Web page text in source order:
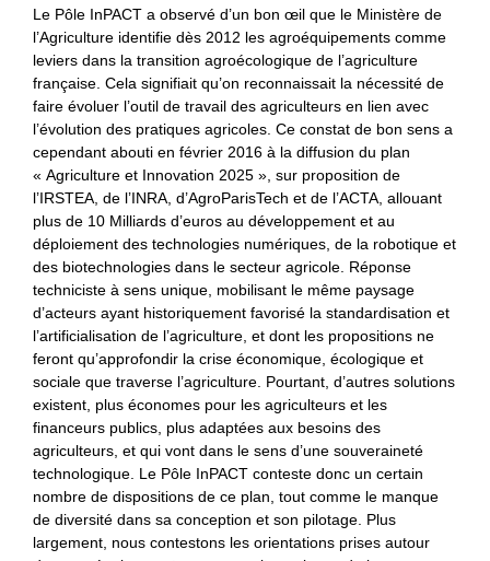
Le Pôle InPACT a observé d’un bon œil que le Ministère de
l’Agriculture identifie dès 2012 les agroéquipements comme
leviers dans la transition agroécologique de l’agriculture
française. Cela signifiait qu’on reconnaissait la nécessité de
faire évoluer l’outil de travail des agriculteurs en lien avec
l’évolution des pratiques agricoles. Ce constat de bon sens a
cependant abouti en février 2016 à la diffusion du plan
« Agriculture et Innovation 2025 », sur proposition de
l’IRSTEA, de l’INRA, d’AgroParisTech et de l’ACTA, allouant
plus de 10 Milliards d’euros au développement et au
déploiement des technologies numériques, de la robotique et
des biotechnologies dans le secteur agricole. Réponse
techniciste à sens unique, mobilisant le même paysage
d’acteurs ayant historiquement favorisé la standardisation et
l’artificialisation de l’agriculture, et dont les propositions ne
feront qu’approfondir la crise économique, écologique et
sociale que traverse l’agriculture. Pourtant, d’autres solutions
existent, plus économes pour les agriculteurs et les
financeurs publics, plus adaptées aux besoins des
agriculteurs, et qui vont dans le sens d’une souveraineté
technologique. Le Pôle InPACT conteste donc un certain
nombre de dispositions de ce plan, tout comme le manque
de diversité dans sa conception et son pilotage. Plus
largement, nous contestons les orientations prises autour